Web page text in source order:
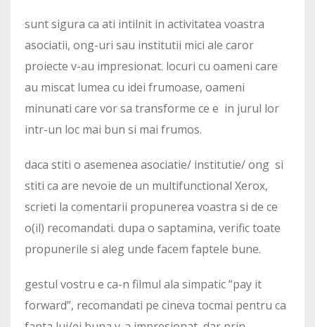
sunt sigura ca ati intilnit in activitatea voastra
asociatii, ong-uri sau institutii mici ale caror
proiecte v-au impresionat. locuri cu oameni care
au miscat lumea cu idei frumoase, oameni
minunati care vor sa transforme ce e in jurul lor
intr-un loc mai bun si mai frumos.
daca stiti o asemenea asociatie/ institutie/ ong si
stiti ca are nevoie de un multifunctional Xerox,
scrieti la comentarii propunerea voastra si de ce
o(il) recomandati. dupa o saptamina, verific toate
propunerile si aleg unde facem faptele bune.
gestul vostru e ca-n filmul ala simpatic “pay it
forward”, recomandati pe cineva tocmai pentru ca